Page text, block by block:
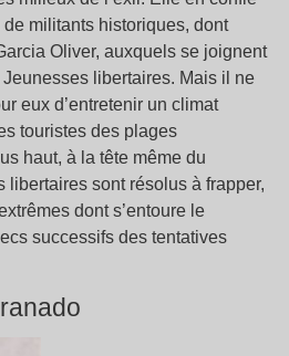
de militants historiques, dont
Oliver, auxquels se joignent
libertaires. Mais il ne
eux d’entretenir un climat
touristes des plages
haut, à la tête même du
libertaires sont résolus à frapper,
dont s’entoure le
successifs des tentatives